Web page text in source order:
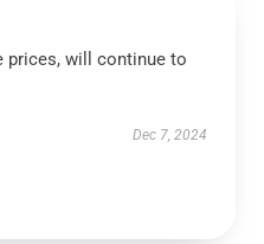
prices, will continue to
Dec 7, 2024